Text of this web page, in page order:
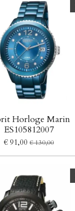
Horloge Marin
ES105812007
€ 91,00 € 130,00